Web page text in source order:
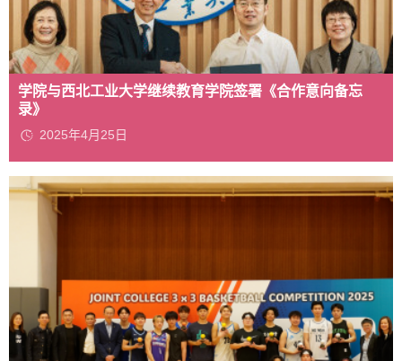
学院与西北工业大学继续教育学院签署《合作意向备忘
录》
2025年4月25日